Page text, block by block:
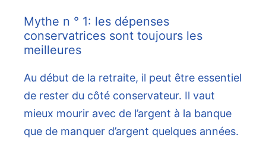
Mythe n ° 1: les dépenses
conservatrices sont toujours les
meilleures
Au début de la retraite, il peut être essentiel
de rester du côté conservateur. Il vaut
mieux mourir avec de l’argent à la banque
que de manquer d’argent quelques années.